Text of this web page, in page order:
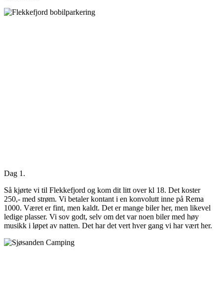
Dag 1.
Så kjørte vi til Flekkefjord og kom dit litt over kl 18. Det koster
250,- med strøm. Vi betaler kontant i en konvolutt inne på Rema
1000. Været er fint, men kaldt. Det er mange biler her, men likevel
ledige plasser. Vi sov godt, selv om det var noen biler med høy
musikk i løpet av natten. Det har det vert hver gang vi har vært her.